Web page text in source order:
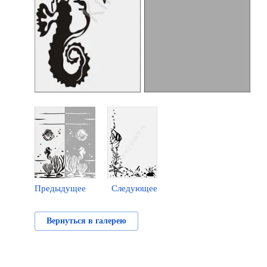
Предыдущее Следующее
Вернуться в галерею